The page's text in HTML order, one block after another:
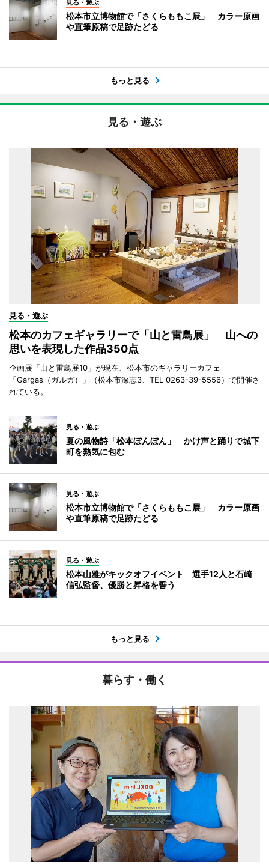
見る・遊ぶ
松本市立博物館で「さくらももこ展」 カラー原画
や直筆原稿で足跡たどる
もっと見る
見る・遊ぶ
見る・遊ぶ
松本のカフェギャラリーで「山と雷鳥展」 山への
思いを表現した作品350点
企画展「山と雷鳥展10」が現在、松本市のギャラリーカフェ
「Gargas（ガルガ）」（松本市深志3、TEL 0263-39-5556）で開催さ
れている。
見る・遊ぶ
夏の風物詩「松本ぼんぼん」 かけ声と踊りで城下
町を熱気に包む
見る・遊ぶ
松本市立博物館で「さくらももこ展」 カラー原画
や直筆原稿で足跡たどる
見る・遊ぶ
松本山雅がキックオフイベント 選手12人と石崎
信弘監督、優勝と昇格を誓う
もっと見る
暮らす・働く